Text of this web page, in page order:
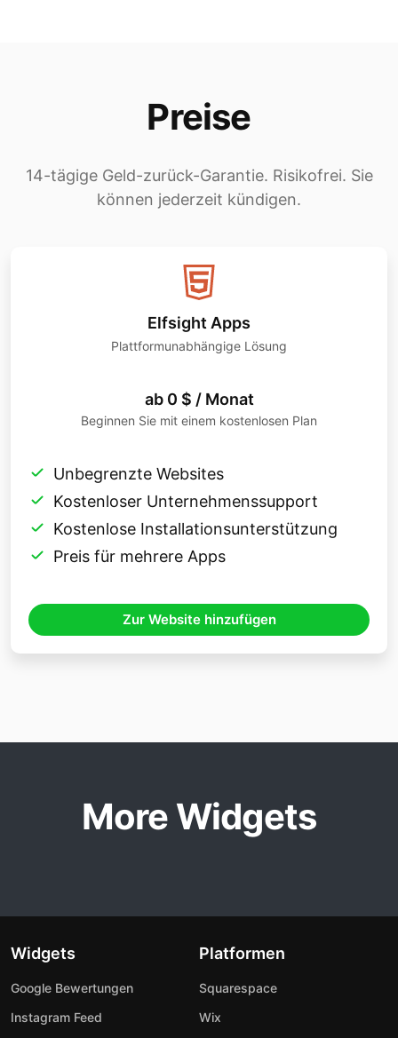
Preise
14-tägige Geld-zurück-Garantie. Risikofrei. Sie
können jederzeit kündigen.
Elfsight Apps
Plattformunabhängige Lösung
ab 0 $ / Monat
Beginnen Sie mit einem kostenlosen Plan
Unbegrenzte Websites
Kostenloser Unternehmenssupport
Kostenlose Installationsunterstützung
Preis für mehrere Apps
Zur Website hinzufügen
More Widgets
Widgets
Google Bewertungen
Instagram Feed
Platformen
Squarespace
Wix